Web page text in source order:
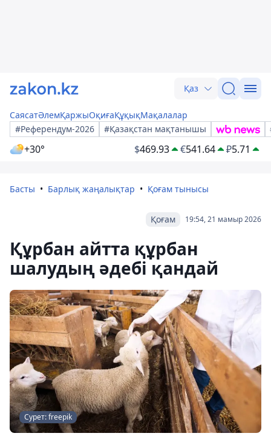
Қаз
СаясатӘлемҚаржыОқиғаҚұқықМақалалар
#Референдум-2026
#Қазақстан мақтанышы
+30° $469.93 €541.64 ₽5.71
Басты Барлық жаңалықтар Қоғам тынысы
19:54, 21 мамыр 2026
Қоғам
Құрбан айтта құрбан
шалудың әдебі қандай
Сурет: freepik